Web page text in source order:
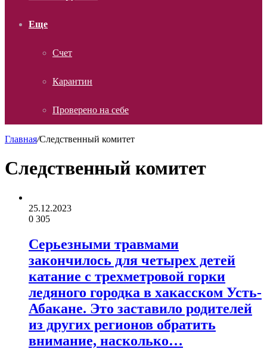
Еще
Счет
Карантин
Проверено на себе
Главная/Следственный комитет
Следственный комитет
25.12.2023
0 305
Серьезными травмами
закончилось для четырех детей
катание с трехметровой горки
ледяного городка в хакасском Усть-
Абакане. Это заставило родителей
из других регионов обратить
внимание, насколько…